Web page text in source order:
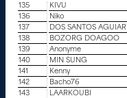
135
KIVU
136
Niko
137
DOS SANTOS AGUIAR
138
BOZORG DOAGOO
139
Anonyme
140
MIN SUNG
141
Kenny
142
Bacho76
143
LAARKOUBI